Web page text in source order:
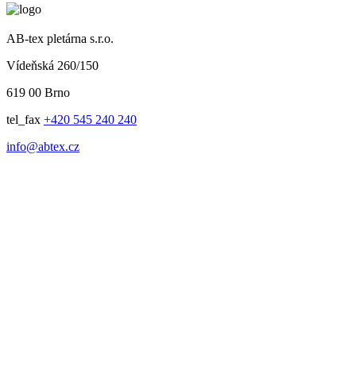
AB-tex pletárna s.r.o.
Vídeňská 260/150
619 00 Brno
tel_fax +420 545 240 240
info@abtex.cz